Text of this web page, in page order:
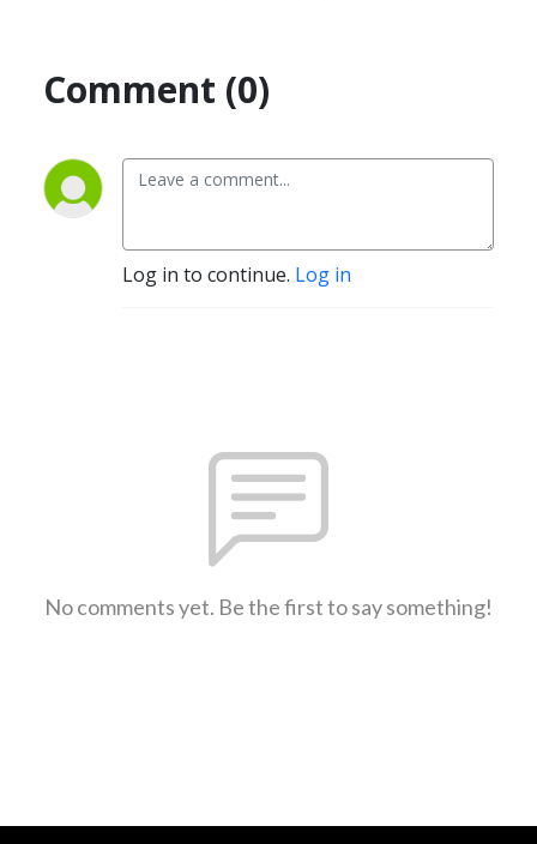
Comment (0)
Log in to continue. Log in
No comments yet. Be the first to say something!